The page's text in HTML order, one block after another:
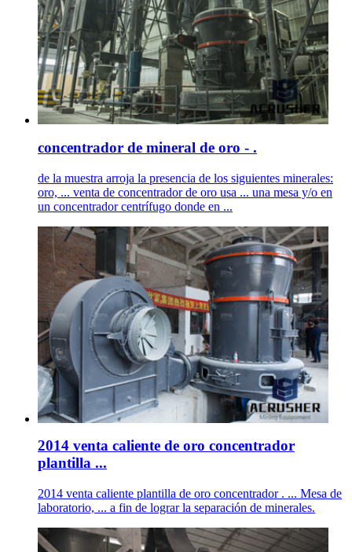
concentrador de mineral de oro - .
de la muestra arroja la presencia de los siguientes minerales:
oro, ... venta de concentrador de oro usa ... una mesa y/o en
un concentrador centrífugo donde en ...
2014 venta caliente de oro concentrador
plantilla ...
2014 venta caliente plantilla de oro concentrador . ... Mesa de
laboratorio, ... a fin de lograr la separación de minerales.